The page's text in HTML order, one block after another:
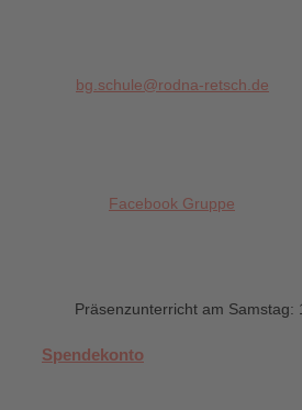
bg.schule@rodna-retsch.de
Facebook Gruppe
Präsenzunterricht am Samstag:
Spendekonto